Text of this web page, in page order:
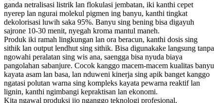
ganda netralisasi listrik lan flokulasi jembatan, iki kanthi cepet
nyerep lan ngurai molekul pigmen ing banyu, kanthi tingkat
dekolorisasi luwih saka 95%. Banyu sing bening bisa digayuh
sajrone 10-30 menit, nyegah kroma mantul maneh.
Produk iki ramah lingkungan lan ora beracun, kanthi dosis sing
sithik lan output lendhut sing sithik. Bisa digunakake langsung tanpa
ngowahi peralatan sing wis ana, saengga bisa nyuda biaya
pangolahan sabanjure. Cocok kanggo macem-macem kualitas banyu
kayata asam lan basa, lan nduweni kinerja sing apik banget kanggo
ngatasi polutan warna sing kompleks kayata pewarna reaktif lan
lignin, kanthi ngimbangi kepraktisan lan ekonomi.
Kita ngawal produksi ijo nganggo teknologi profesional,